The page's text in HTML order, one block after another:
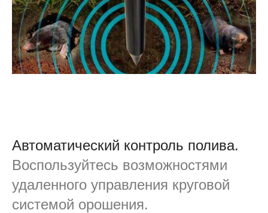
Автоматический контроль полива.
Воспользуйтесь возможностями
удаленного управления круговой
системой орошения.